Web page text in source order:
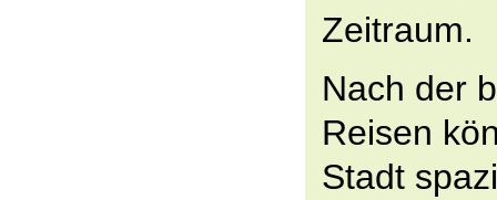
Zeitraum.
Nach der
Reisen
Stadt